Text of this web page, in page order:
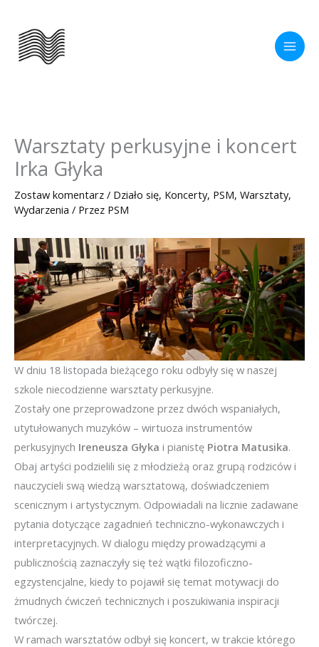
treści
Warsztaty perkusyjne i koncert
Irka Głyka
Zostaw komentarz / Działo się, Koncerty, PSM, Warsztaty,
Wydarzenia / Przez PSM
W dniu 18 listopada bieżącego roku odbyły się w naszej
szkole niecodzienne warsztaty perkusyjne.
Zostały one przeprowadzone przez dwóch wspaniałych,
utytułowanych muzyków – wirtuoza instrumentów
perkusyjnych Ireneusza Głyka i pianistę Piotra Matusika.
Obaj artyści podzielili się z młodzieżą oraz grupą rodziców i
nauczycieli swą wiedzą warsztatową, doświadczeniem
scenicznym i artystycznym. Odpowiadali na licznie zadawane
pytania dotyczące zagadnień techniczno-wykonawczych i
interpretacyjnych. W dialogu między prowadzącymi a
publicznością zaznaczyły się też wątki filozoficzno-
egzystencjalne, kiedy to pojawił się temat motywacji do
żmudnych ćwiczeń technicznych i poszukiwania inspiracji
twórczej.
W ramach warsztatów odbył się koncert, w trakcie którego